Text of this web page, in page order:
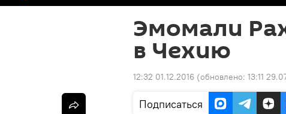
Эмомали
в Чехию
12:32 01.12.2016 (обновлено: 13:11
Подписаться